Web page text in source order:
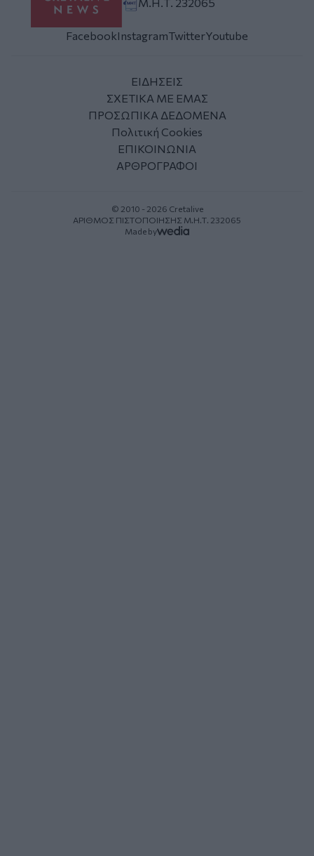
Μ.Η.Τ. 232065
FacebookInstagramTwitterYoutube
ΕΙΔΗΣΕΙΣ
ΣΧΕΤΙΚΑ ΜΕ ΕΜΑΣ
ΠΡΟΣΩΠΙΚΑ ΔΕΔΟΜΕΝΑ
Πολιτική Cookies
ΕΠΙΚΟΙΝΩΝΙΑ
ΑΡΘΡΟΓΡΑΦΟΙ
© 2010 - 2026 Cretalive
ΑΡΙΘΜΟΣ ΠΙΣΤΟΠΟΙΗΣΗΣ Μ.Η.Τ. 232065
Made by